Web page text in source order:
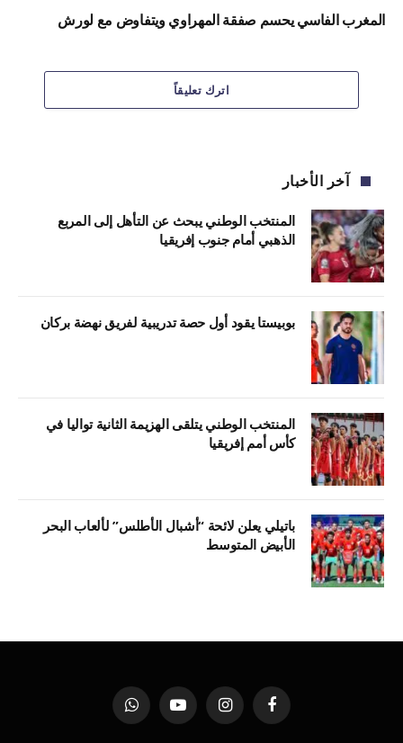
المغرب الفاسي يحسم صفقة المهراوي ويتفاوض مع لورش
اترك تعليقاً
آخر الأخبار
المنتخب الوطني يبحث عن التأهل إلى المربع
الذهبي أمام جنوب إفريقيا
بوبيستا يقود أول حصة تدريبية لفريق نهضة بركان
المنتخب الوطني يتلقى الهزيمة الثانية تواليا في
كأس أمم إفريقيا
باتيلي يعلن لائحة “أشبال الأطلس” لألعاب البحر
الأبيض المتوسط
فيسبوك الانستغراميوتيوب واتساب